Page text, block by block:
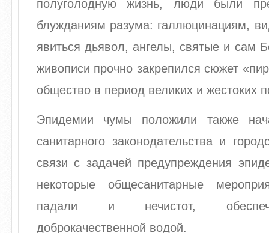
полуголодную жизнь, люди были
блужданиям разума: галлюцинациям,
явиться дьявол, ангелы, святые и сам
живописи прочно закрепился сюжет
общество в период великих и жестоких
Эпидемии чумы положили также
санитарного законодательства и
связи с задачей предупреждения
некоторые общесанитарные
падали и нечистот,
доброкачественной водой.